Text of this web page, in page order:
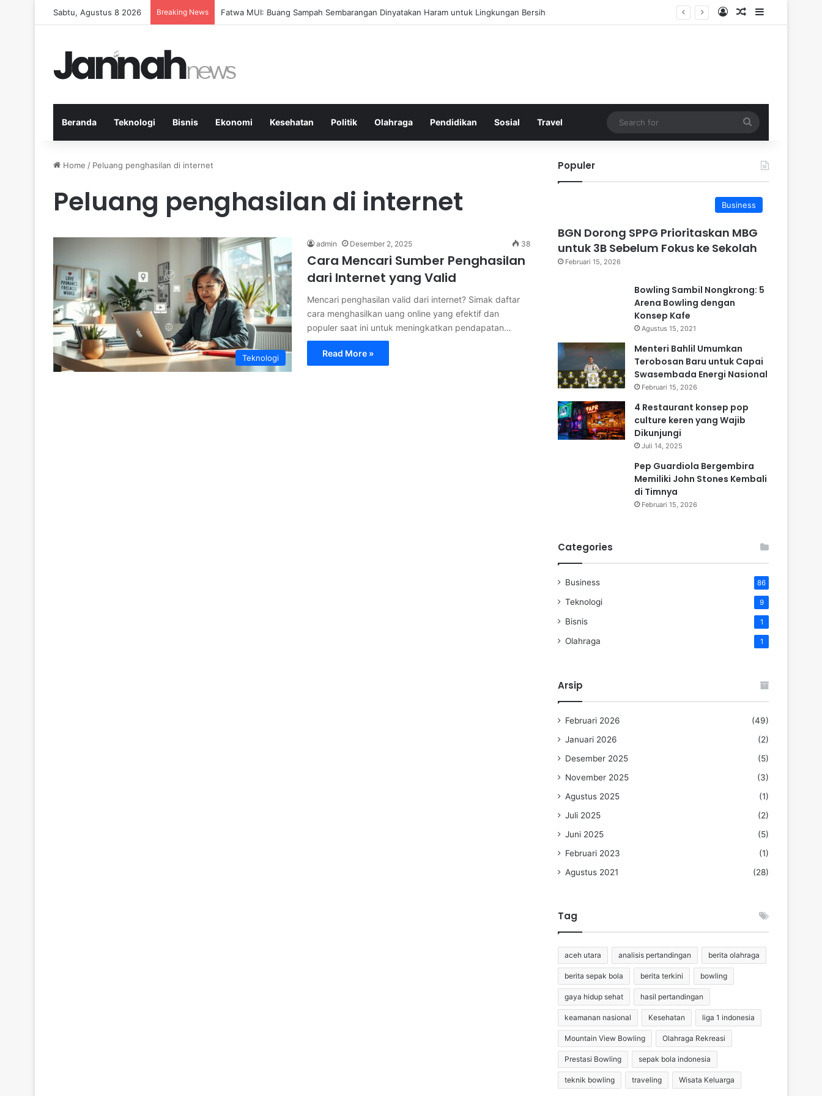
Sabtu, Agustus 8 2026 Breaking News Pep Guardiola Bergembira Memiliki John Stones Kembali di Timnya Log InRandom Article
Sidebar
Beranda Teknologi Bisnis Ekonomi Kesehatan Politik Olahraga Pendidikan Sosial Travel
for
Home / Peluang penghasilan di internet
Peluang penghasilan di internet
Teknologi
admin Desember 2, 2025 38
Cara Mencari Sumber Penghasilan
dari Internet yang Valid
Mencari penghasilan valid dari internet? Simak daftar
cara menghasilkan uang online yang efektif dan
populer saat ini untuk meningkatkan pendapatan…
Read More »
Populer
Business
BGN Dorong SPPG Prioritaskan MBG
untuk 3B Sebelum Fokus ke Sekolah
Februari 15, 2026
Bowling Sambil Nongkrong: 5
Arena Bowling dengan
Konsep Kafe
Agustus 15, 2021
Menteri Bahlil Umumkan
Terobosan Baru untuk Capai
Swasembada Energi Nasional
Februari 15, 2026
4 Restaurant konsep pop
culture keren yang Wajib
Dikunjungi
Juli 14, 2025
Pep Guardiola Bergembira
Memiliki John Stones Kembali
di Timnya
Februari 15, 2026
Categories
Business 86
Teknologi 9
Bisnis 1
Olahraga 1
Arsip
Februari 2026
(49)
Januari 2026
(2)
Desember 2025
(5)
November 2025
(3)
Agustus 2025
(1)
Juli 2025
(2)
Juni 2025
(5)
Februari 2023
(1)
Agustus 2021
(28)
Tag
aceh utara analisis pertandingan berita olahraga
berita sepak bola berita terkini bowling
gaya hidup sehat hasil pertandingan
keamanan nasional Kesehatan liga 1 indonesia
Mountain View Bowling Olahraga Rekreasi
Prestasi Bowling sepak bola indonesia
teknik bowling traveling Wisata Keluarga